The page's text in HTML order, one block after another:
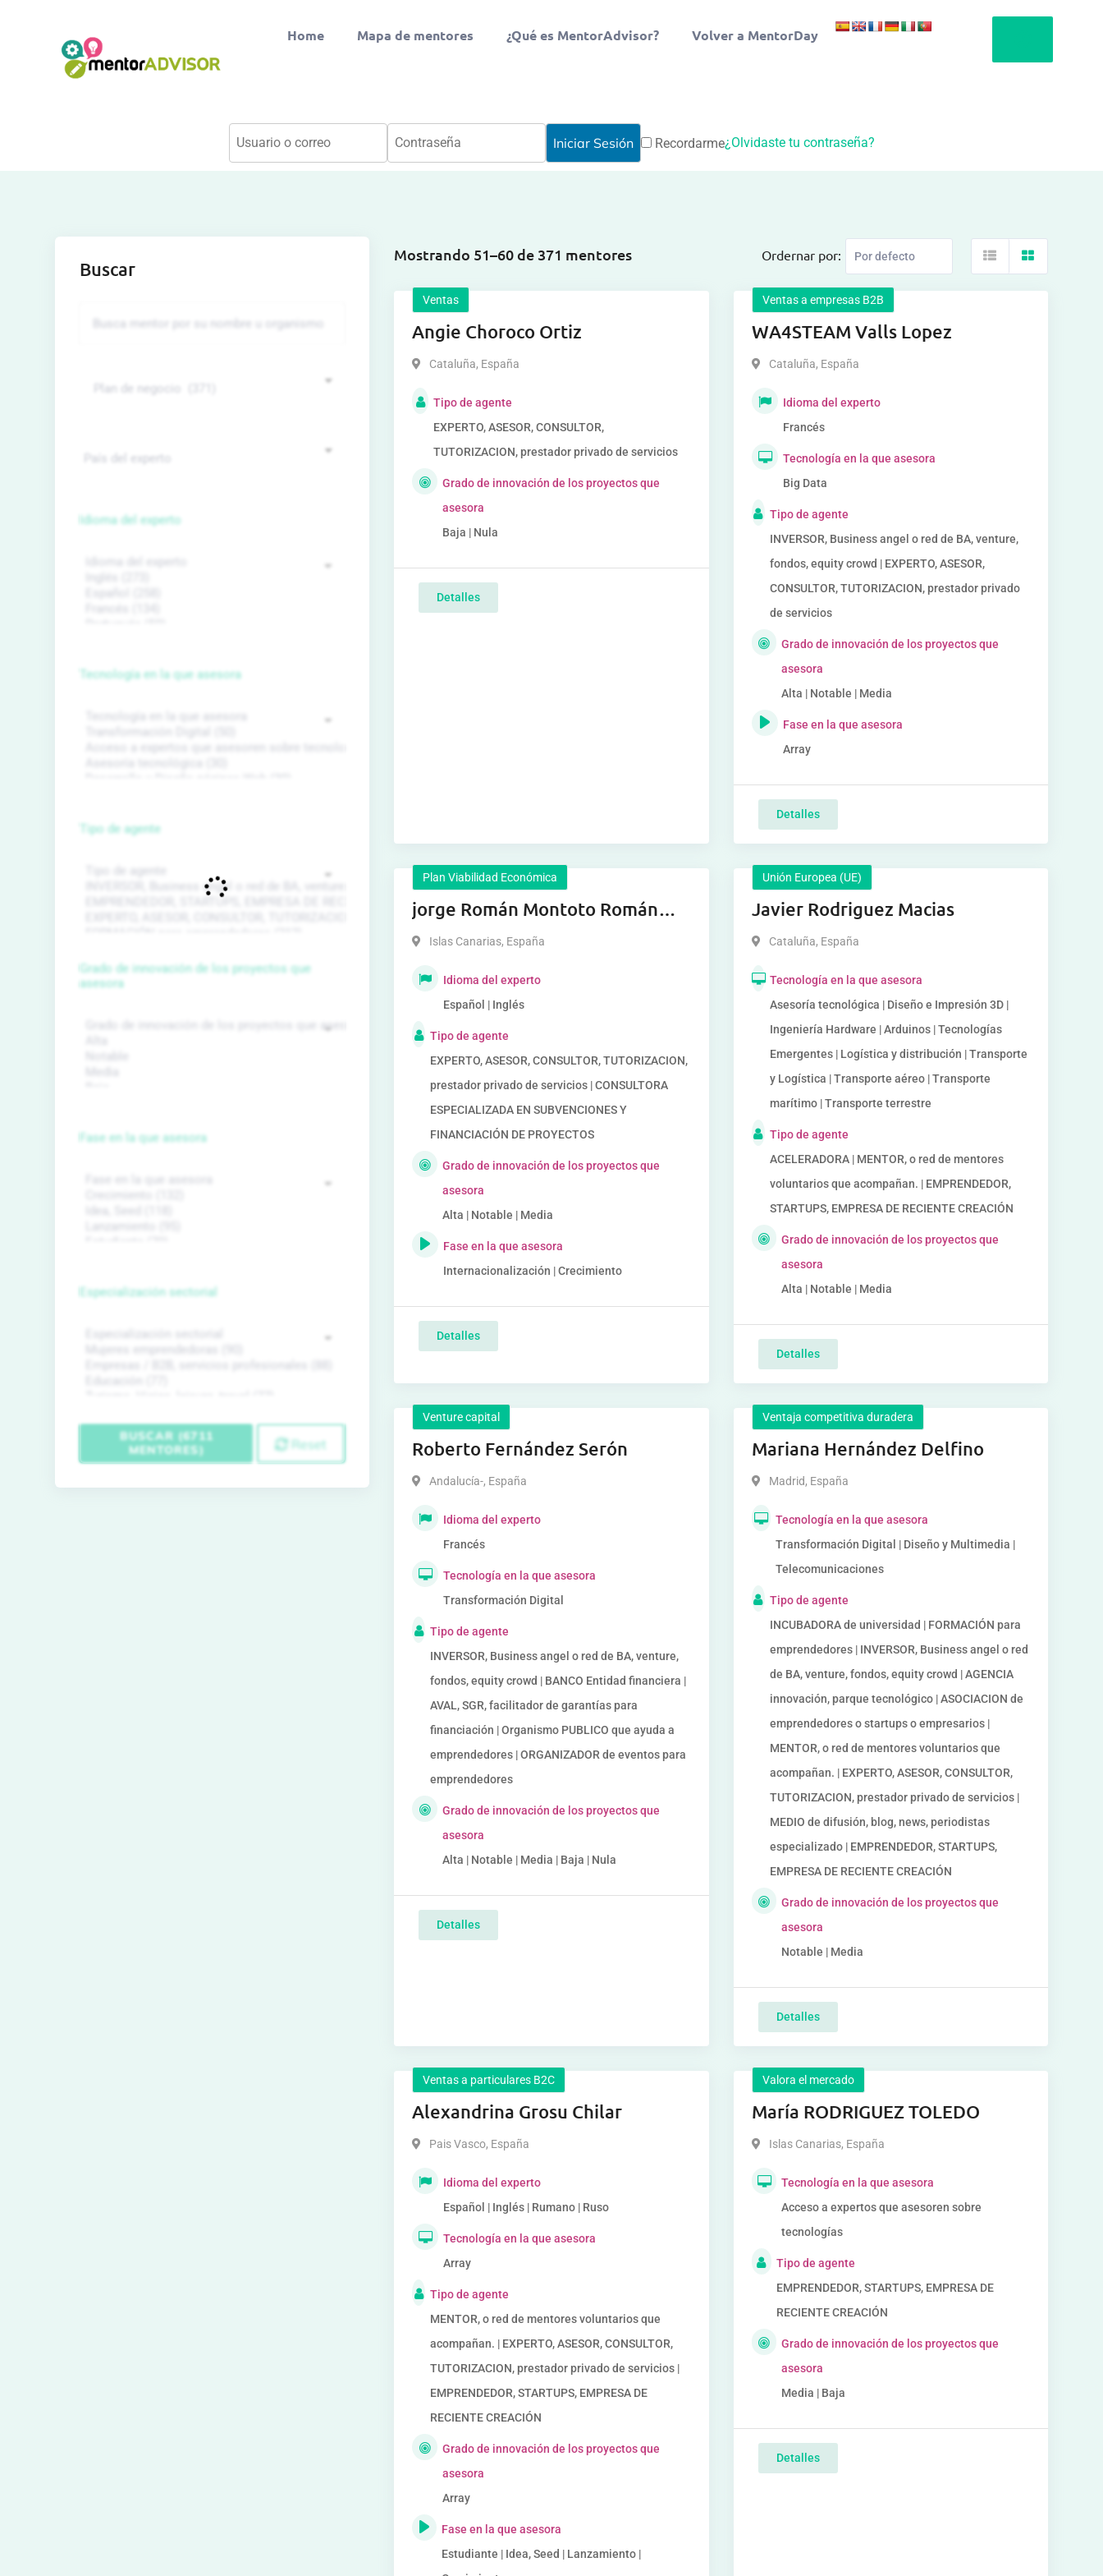
Home Mapa de mentores ¿Qué es MentorAdvisor? Volver a MentorDay
Recordarme¿Olvidaste tu contraseña?
Mostrando 51–60 de 371 mentores Ordernar por:
Ventas
Angie Choroco Ortiz
Cataluña, España
Tipo de agente
EXPERTO, ASESOR, CONSULTOR,
TUTORIZACION, prestador privado de servicios
Grado de innovación de los proyectos que
asesora
Baja | Nula
Detalles
Ventas a empresas B2B
WA4STEAM Valls Lopez
Cataluña, España
Idioma del experto
Francés
Tecnología en la que asesora
Big Data
Tipo de agente
INVERSOR, Business angel o red de BA, venture,
fondos, equity crowd | EXPERTO, ASESOR,
CONSULTOR, TUTORIZACION, prestador privado
de servicios
Grado de innovación de los proyectos que
asesora
Alta | Notable | Media
Fase en la que asesora
Array
Detalles
Plan Viabilidad Económica
jorge Román Montoto Román
Montoto
Islas Canarias, España
Idioma del experto
Español | Inglés
Tipo de agente
EXPERTO, ASESOR, CONSULTOR, TUTORIZACION,
prestador privado de servicios | CONSULTORA
ESPECIALIZADA EN SUBVENCIONES Y
FINANCIACIÓN DE PROYECTOS
Grado de innovación de los proyectos que
asesora
Alta | Notable | Media
Fase en la que asesora
Internacionalización | Crecimiento
Detalles
Unión Europea (UE)
Javier Rodriguez Macias
Cataluña, España
Tecnología en la que asesora
Asesoría tecnológica | Diseño e Impresión 3D |
Ingeniería Hardware | Arduinos | Tecnologías
Emergentes | Logística y distribución | Transporte
y Logística | Transporte aéreo | Transporte
marítimo | Transporte terrestre
Tipo de agente
ACELERADORA | MENTOR, o red de mentores
voluntarios que acompañan. | EMPRENDEDOR,
STARTUPS, EMPRESA DE RECIENTE CREACIÓN
Grado de innovación de los proyectos que
asesora
Alta | Notable | Media
Detalles
Venture capital
Roberto Fernández Serón
Andalucía-, España
Idioma del experto
Francés
Tecnología en la que asesora
Transformación Digital
Tipo de agente
INVERSOR, Business angel o red de BA, venture,
fondos, equity crowd | BANCO Entidad financiera |
AVAL, SGR, facilitador de garantías para
financiación | Organismo PUBLICO que ayuda a
emprendedores | ORGANIZADOR de eventos para
emprendedores
Grado de innovación de los proyectos que
asesora
Alta | Notable | Media | Baja | Nula
Detalles
Ventaja competitiva duradera
Mariana Hernández Delfino
Madrid, España
Tecnología en la que asesora
Transformación Digital | Diseño y Multimedia |
Telecomunicaciones
Tipo de agente
INCUBADORA de universidad | FORMACIÓN para
emprendedores | INVERSOR, Business angel o red
de BA, venture, fondos, equity crowd | AGENCIA
innovación, parque tecnológico | ASOCIACION de
emprendedores o startups o empresarios |
MENTOR, o red de mentores voluntarios que
acompañan. | EXPERTO, ASESOR, CONSULTOR,
TUTORIZACION, prestador privado de servicios |
MEDIO de difusión, blog, news, periodistas
especializado | EMPRENDEDOR, STARTUPS,
EMPRESA DE RECIENTE CREACIÓN
Grado de innovación de los proyectos que
asesora
Notable | Media
Detalles
Ventas a particulares B2C
Alexandrina Grosu Chilar
Pais Vasco, España
Idioma del experto
Español | Inglés | Rumano | Ruso
Tecnología en la que asesora
Array
Tipo de agente
MENTOR, o red de mentores voluntarios que
acompañan. | EXPERTO, ASESOR, CONSULTOR,
TUTORIZACION, prestador privado de servicios |
EMPRENDEDOR, STARTUPS, EMPRESA DE
RECIENTE CREACIÓN
Grado de innovación de los proyectos que
asesora
Array
Fase en la que asesora
Estudiante | Idea, Seed | Lanzamiento |
Valora el mercado
María RODRIGUEZ TOLEDO
Islas Canarias, España
Tecnología en la que asesora
Acceso a expertos que asesoren sobre
tecnologías
Tipo de agente
EMPRENDEDOR, STARTUPS, EMPRESA DE
RECIENTE CREACIÓN
Grado de innovación de los proyectos que
asesora
Media | Baja
Detalles
Buscar
Idioma del experto
Tecnología en la que asesora
Tipo de agente
Grado de innovación de los proyectos que
asesora
Fase en la que asesora
Especialización sectorial
BUSCAR (6711
MENTORES)
Reset